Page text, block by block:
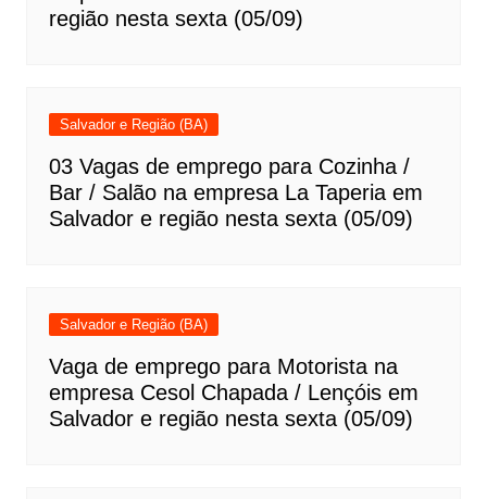
região nesta sexta (05/09)
Salvador e Região (BA)
03 Vagas de emprego para Cozinha /
Bar / Salão na empresa La Taperia em
Salvador e região nesta sexta (05/09)
Salvador e Região (BA)
Vaga de emprego para Motorista na
empresa Cesol Chapada / Lençóis em
Salvador e região nesta sexta (05/09)